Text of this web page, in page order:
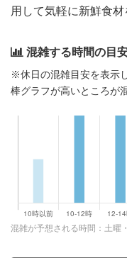
用して気軽に新鮮食材
混雑する時間の目
※休日の混雑目安を表示
棒グラフが高いところが
混雑が予想される時間：土曜